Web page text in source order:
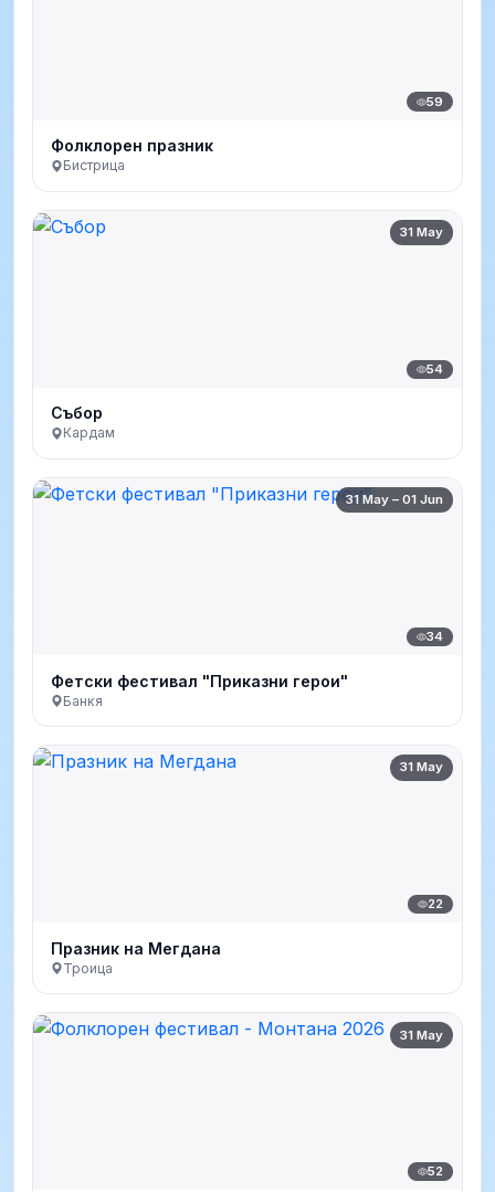
59
Фолклорен празник
Бистрица
31 May
54
Събор
Кардам
31 May – 01 Jun
34
Фетски фестивал "Приказни герои"
Банкя
31 May
22
Празник на Мегдана
Троица
31 May
52